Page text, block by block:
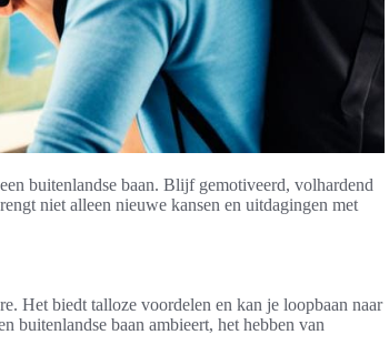
buitenlandse baan. Blijf gemotiveerd, volhardend
niet alleen nieuwe kansen en uitdagingen met
Het biedt talloze voordelen en kan je loopbaan naar
buitenlandse baan ambieert, het hebben van